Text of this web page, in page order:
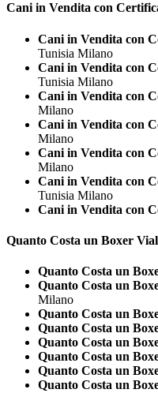
Cani in Vendita con
Cani in Vendita con
Tunisia Milano
Cani in Vendita con
Tunisia Milano
Cani in Vendita con
Milano
Cani in Vendita con
Milano
Cani in Vendita con
Milano
Cani in Vendita con
Tunisia Milano
Cani in Vendita con
Quanto Costa un Boxer
Quanto Costa un
Quanto Costa un
Milano
Quanto Costa un
Quanto Costa un
Quanto Costa un
Quanto Costa un
Quanto Costa un
Quanto Costa un